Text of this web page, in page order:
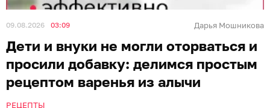
09.08.2026 03:09 Дарья Мошникова
Дети и внуки не могли оторваться и
просили добавку: делимся простым
рецептом варенья из алычи
РЕЦЕПТЫ